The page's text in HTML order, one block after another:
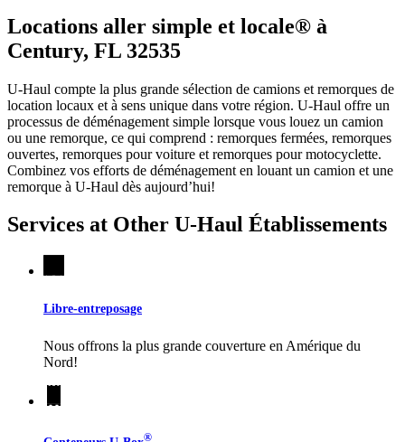
Locations aller simple et locale® à
Century, FL 32535
U-Haul compte la plus grande sélection de camions et remorques de
location locaux et à sens unique dans votre région. U-Haul offre un
processus de déménagement simple lorsque vous louez un camion
ou une remorque, ce qui comprend : remorques fermées, remorques
ouvertes, remorques pour voiture et remorques pour motocyclette.
Combinez vos efforts de déménagement en louant un camion et une
remorque à U-Haul dès aujourd’hui!
Services at Other U-Haul Établissements
Libre-entreposage
Nous offrons la plus grande couverture en Amérique du
Nord!
®